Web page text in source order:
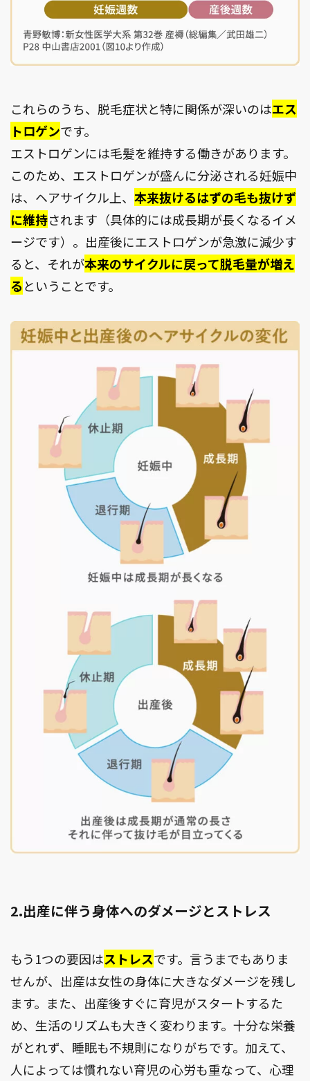
これらのうち、脱毛症状と特に関係が深いのはエス
トロゲンです。
エストロゲンには毛髪を維持する働きがあります。
このため、エストロゲンが盛んに分泌される妊娠中
は、ヘアサイクル上、 本来抜けるはずの毛も抜けず
に維持されます（具体的には成長期が長くなるイメ
ージです）。出産後にエストロゲンが急激に減少す
ると、それが本来のサイクルに戻って脱毛量が増え
るということです。
2.出産に伴う身体へのダメージとストレス
もう1つの要因はストレスです。言うまでもありま
せんが、出産は女性の身体に大きなダメージを残し
ます。また、出産後すぐに育児がスタートするた
め、生活のリズムも大きく変わります。十分な栄養
がとれず、睡眠も不規則になりがちです。加えて、
人によっては慣れない育児の心労も重なって、心理